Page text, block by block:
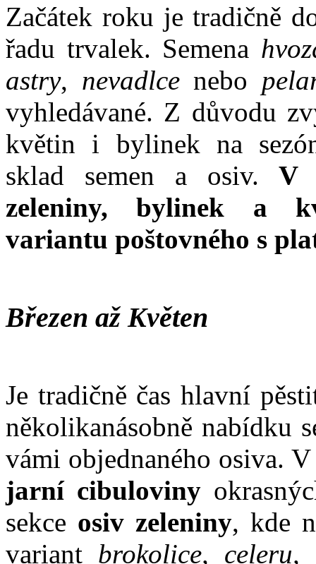
Začátek roku je tradičně
řadu trvalek. Semena
astry, nevadlcenebo
vyhledávané. Z důvodu
květin i bylinek na
sklad semen a osiv. V
zeleniny, bylinek a
variantu poštovného s
Březen až Květen
Je tradičně čas hlavní
několikanásobně nabídku
vámi objednaného osiva.
jarní cibuloviny
sekce osiv zeleniny, kde
variant brokolice, celeru,